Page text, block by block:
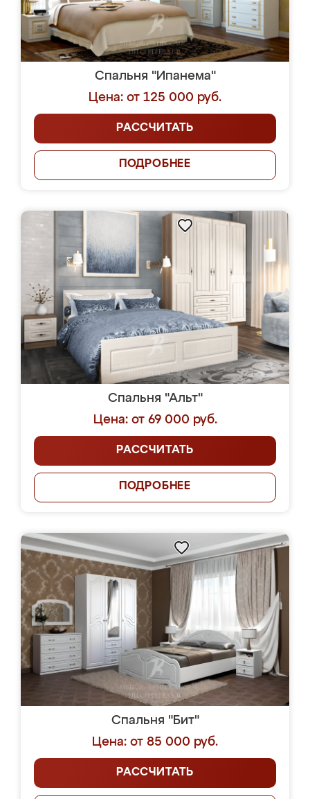
Спальня "Ипанема"
Цена: от 125 000 руб.
РАССЧИТАТЬ
ПОДРОБНЕЕ
Спальня "Альт"
Цена: от 69 000 руб.
РАССЧИТАТЬ
ПОДРОБНЕЕ
Спальня "Бит"
Цена: от 85 000 руб.
РАССЧИТАТЬ